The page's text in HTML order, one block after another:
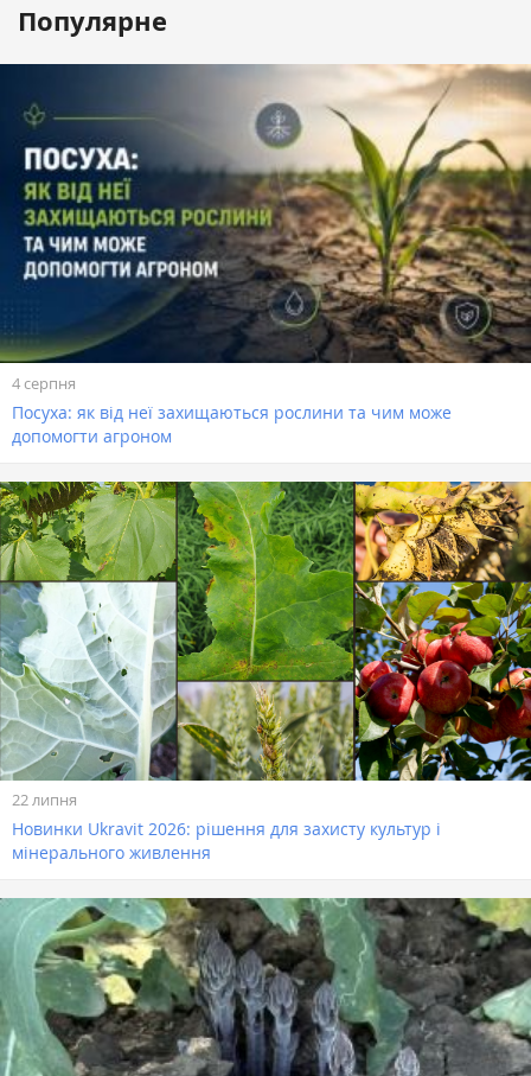
Популярне
4 серпня
Посуха: як від неї захищаються рослини та чим може
допомогти агроном
22 липня
Новинки Ukravit 2026: рішення для захисту культур і
мінерального живлення